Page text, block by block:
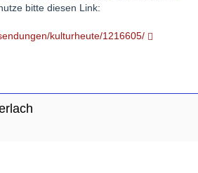
bitte diesen Link:
kulturheute/1216605/